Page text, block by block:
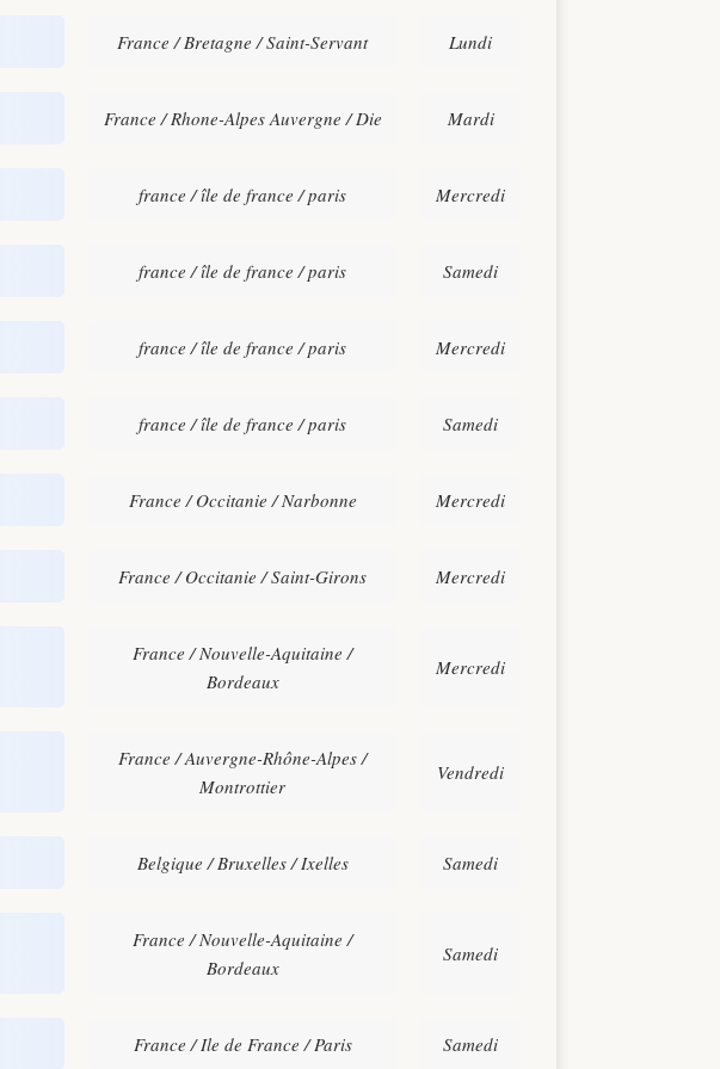
France / Bretagne / Saint-Servant Lundi
France / Rhone-Alpes Auvergne / Die Mardi
france / île de france / paris Mercredi
france / île de france / paris Samedi
france / île de france / paris Mercredi
france / île de france / paris Samedi
France / Occitanie / Narbonne Mercredi
France / Occitanie / Saint-Girons Mercredi
France / Nouvelle-Aquitaine /
Bordeaux
Mercredi
France / Auvergne-Rhône-Alpes /
Montrottier
Vendredi
Belgique / Bruxelles / Ixelles Samedi
France / Nouvelle-Aquitaine /
Bordeaux
Samedi
France / Ile de France / Paris Samedi